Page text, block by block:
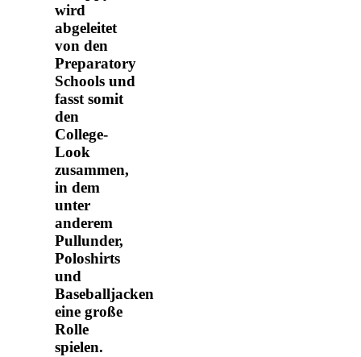
wird
abgeleitet
von den
Preparatory
Schools und
fasst somit
den
College-
Look
zusammen,
in dem
unter
anderem
Pullunder,
Poloshirts
und
Baseballjacken
eine große
Rolle
spielen.